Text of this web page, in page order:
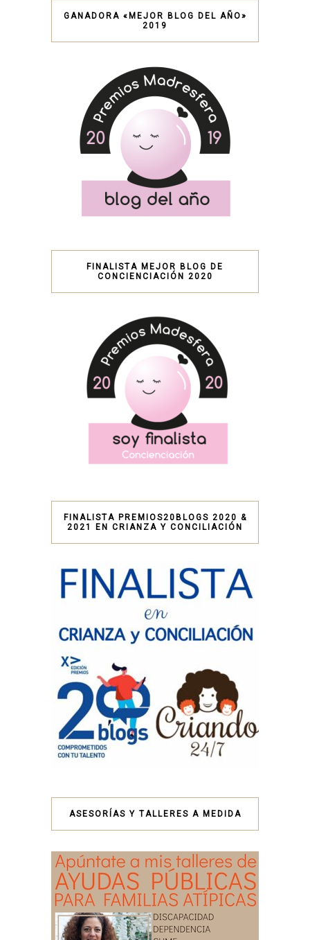
GANADORA «MEJOR BLOG DEL AÑO»
2019
FINALISTA MEJOR BLOG DE
CONCIENCIACIÓN 2020
FINALISTA PREMIOS20BLOGS 2020 &
2021 EN CRIANZA Y CONCILIACIÓN
ASESORÍAS Y TALLERES A MEDIDA